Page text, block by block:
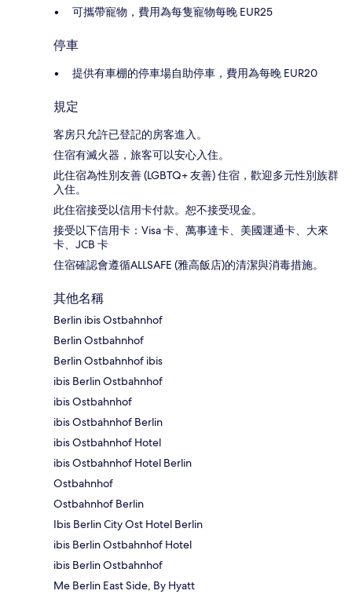
可攜帶寵物，費用為每隻寵物每晚 EUR25
停車
提供有車棚的停車場自助停車，費用為每晚 EUR20
規定
客房只允許已登記的房客進入。
住宿有滅火器，旅客可以安心入住。
此住宿為性別友善 (LGBTQ+ 友善) 住宿，歡迎多元性別族群
入住。
此住宿接受以信用卡付款。恕不接受現金。
接受以下信用卡：Visa 卡、萬事達卡、美國運通卡、大來
卡、JCB 卡
住宿確認會遵循ALLSAFE (雅高飯店)的清潔與消毒措施。
其他名稱
Berlin ibis Ostbahnhof
Berlin Ostbahnhof
Berlin Ostbahnhof ibis
ibis Berlin Ostbahnhof
ibis Ostbahnhof
ibis Ostbahnhof Berlin
ibis Ostbahnhof Hotel
ibis Ostbahnhof Hotel Berlin
Ostbahnhof
Ostbahnhof Berlin
Ibis Berlin City Ost Hotel Berlin
ibis Berlin Ostbahnhof Hotel
ibis Berlin Ostbahnhof
Me Berlin East Side, By Hyatt